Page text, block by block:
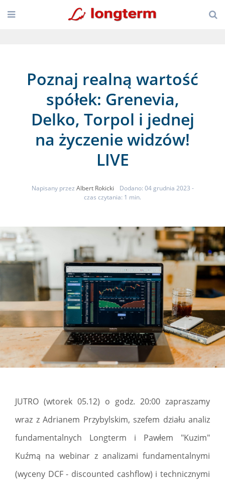
Poznaj realną wartość
spółek: Grenevia,
Delko, Torpol i jednej
na życzenie widzów!
LIVE
Napisany przez Albert Rokicki Dodano: 04 grudnia 2023 -
czas czytania: 1 min.
JUTRO (wtorek 05.12) o godz. 20:00 zapraszamy
wraz z Adrianem Przybylskim, szefem działu analiz
fundamentalnych Longterm i Pawłem "Kuzim"
Kuźmą na webinar z analizami fundamentalnymi
(wyceny DCF - discounted cashflow) i technicznymi